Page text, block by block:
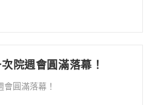
院週會圓滿落幕！
圓滿落幕！